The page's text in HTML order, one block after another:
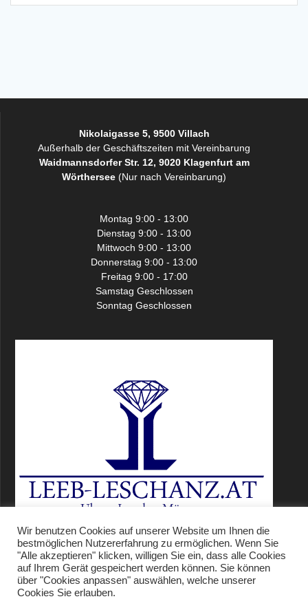
Nikolaigasse 5, 9500 Villach
Außerhalb der Geschäftszeiten mit Vereinbarung
Waidmannsdorfer Str. 12, 9020 Klagenfurt am
Wörthersee (Nur nach Vereinbarung)
Montag 9:00 - 13:00
Dienstag 9:00 - 13:00
Mittwoch 9:00 - 13:00
Donnerstag 9:00 - 13:00
Freitag 9:00 - 17:00
Samstag Geschlossen
Sonntag Geschlossen
Wir benutzen Cookies auf unserer Website um Ihnen die
bestmöglichen Nutzererfahrung zu ermöglichen. Wenn Sie
"Alle akzeptieren" klicken, willigen Sie ein, dass alle Cookies
auf Ihrem Gerät gespeichert werden können. Sie können
über "Cookies anpassen" auswählen, welche unserer
Cookies Sie erlauben.